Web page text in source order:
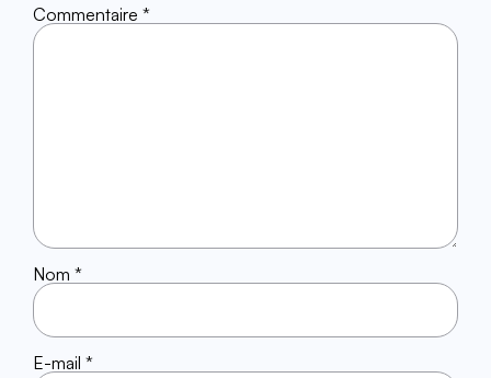
Commentaire *
Nom *
E-mail *